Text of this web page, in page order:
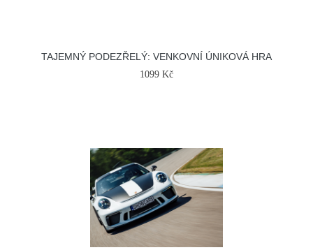
TAJEMNÝ PODEZŘELÝ: VENKOVNÍ ÚNIKOVÁ HRA
1099 Kč